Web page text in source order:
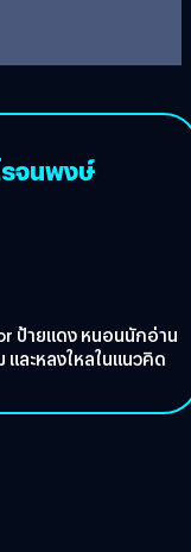
รจนพงษ์
ป้ายแดง หนอนนักอ่าน
และหลงใหลในแนวคิด